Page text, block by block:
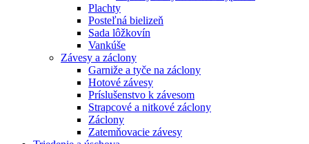
Plachty
Posteľná bielizeň
Sada lôžkovín
Vankúše
Závesy a záclony
Garniže a tyče na záclony
Hotové závesy
Príslušenstvo k závesom
Strapcové a nitkové záclony
Záclony
Zatemňovacie závesy